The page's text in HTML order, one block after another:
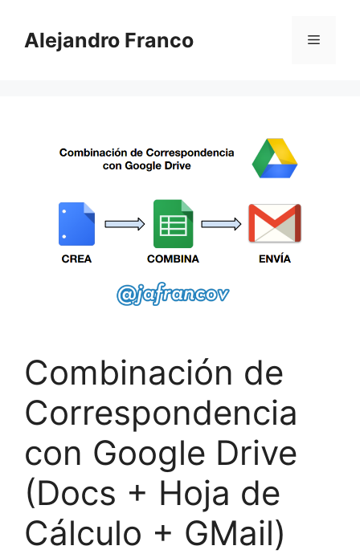
contenido
Alejandro Franco Menú
Combinación de
Correspondencia
con Google Drive
(Docs + Hoja de
Cálculo + GMail)